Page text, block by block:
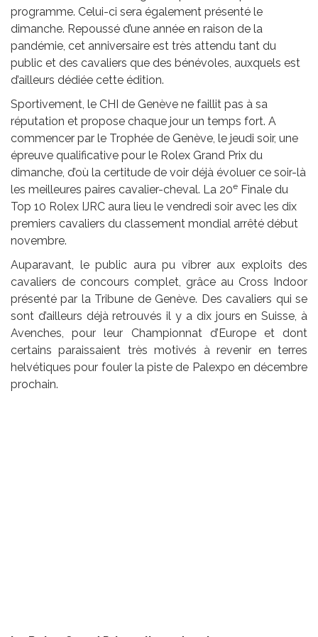
programme. Celui-ci sera également présenté le
dimanche. Repoussé d’une année en raison de la
pandémie, cet anniversaire est très attendu tant du
public et des cavaliers que des bénévoles, auxquels est
d’ailleurs dédiée cette édition.
Sportivement, le CHI de Genève ne faillit pas à sa
réputation et propose chaque jour un temps fort. A
commencer par le Trophée de Genève, le jeudi soir, une
épreuve qualificative pour le Rolex Grand Prix du
dimanche, d’où la certitude de voir déjà évoluer ce soir-là
les meilleures paires cavalier-cheval. La 20e Finale du
Top 10 Rolex IJRC aura lieu le vendredi soir avec les dix
premiers cavaliers du classement mondial arrêté début
novembre.
Auparavant, le public aura pu vibrer aux exploits des
cavaliers de concours complet, grâce au Cross Indoor
présenté par la Tribune de Genève. Des cavaliers qui se
sont d’ailleurs déjà retrouvés il y a dix jours en Suisse, à
Avenches, pour leur Championnat d’Europe et dont
certains paraissaient très motivés à revenir en terres
helvétiques pour fouler la piste de Palexpo en décembre
prochain.